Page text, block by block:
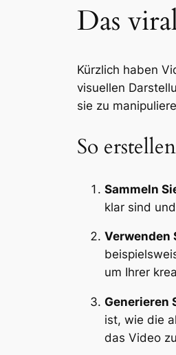
Das
Kürzlich haben
visuellen
sie zu
So
Sammeln
klar sind
Verwenden
um Ihrer
Generieren
ist, wie die
das Video